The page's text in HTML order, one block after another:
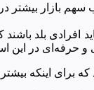
سهم بازار بیشتر
افرادی بلد
حرفه‌ای در این
برای اینکه بیشتر